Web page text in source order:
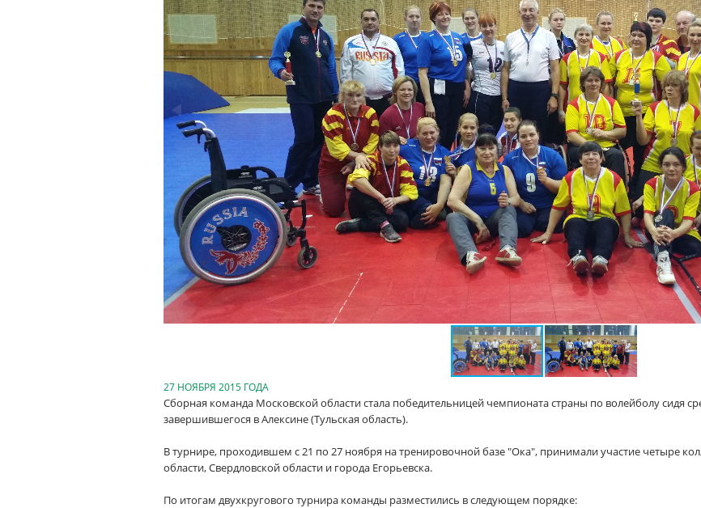
27 НОЯБРЯ 2015 ГОДА
Сборная команда Московской области стала победительницей чемпионата страны по волейболу сидя
завершившегося в Алексине (Тульская область).
В турнире, проходившем с 21 по 27 ноября на тренировочной базе "Ока", принимали участие четыре
области, Свердловской области и города Егорьевска.
По итогам двухкругового турнира команды разместились в следующем порядке: